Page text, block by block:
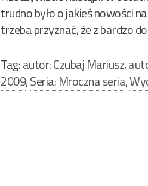
trudno było o jakieś nowości
trzeba przyznać, że z bardzo
Tag:autor: Czubaj Mariusz,
2009,Seria: Mroczna seria,